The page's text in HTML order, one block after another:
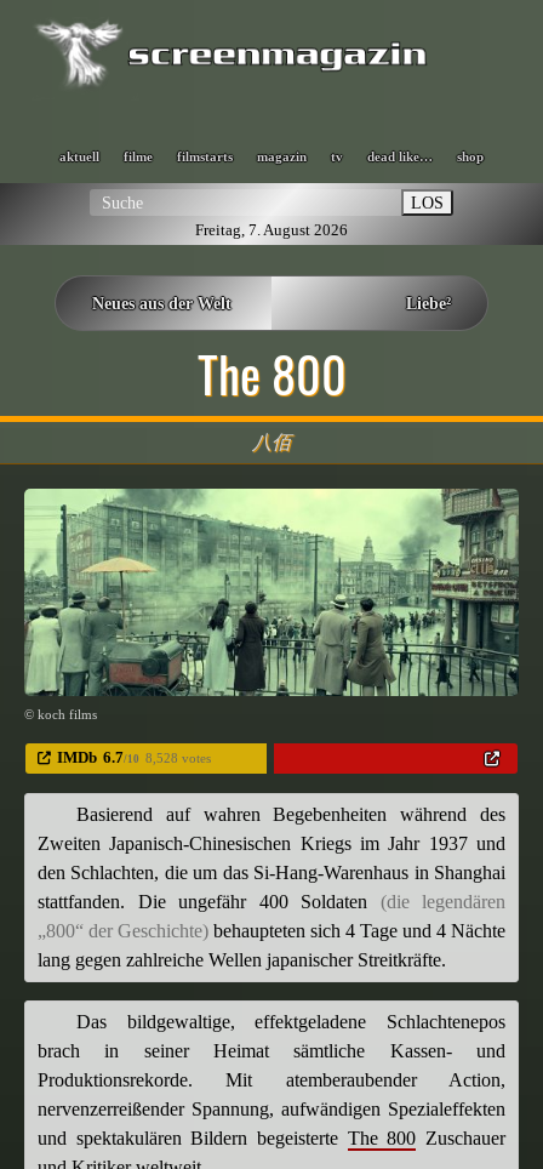
aktuell filme filmstarts magazin tv dead like… shop
LOS
Freitag, 7. August 2026
Neues aus der Welt Liebe²
The 800
八佰
© koch films
IMDb 6.7/10 8,528 votes
Basierend auf wahren Begebenheiten während des
Zweiten Japanisch-Chinesischen Kriegs im Jahr 1937 und
den Schlachten, die um das Si-Hang-Warenhaus in Shanghai
stattfanden. Die ungefähr 400 Soldaten (die legendären
„800“ der Geschichte) behaupteten sich 4 Tage und 4 Nächte
lang gegen zahlreiche Wellen japanischer Streitkräfte.
Das bildgewaltige, effektgeladene Schlachtenepos
brach in seiner Heimat sämtliche Kassen- und
Produktionsrekorde. Mit atemberaubender Action,
nervenzerreißender Spannung, aufwändigen Spezialeffekten
und spektakulären Bildern begeisterte The 800 Zuschauer